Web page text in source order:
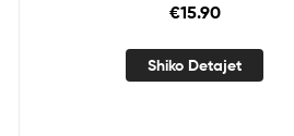
€15.90
Shiko Detajet